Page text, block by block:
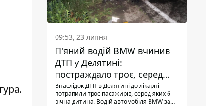
09:53, 23 липня
П'яний водій BMW вчинив
ДТП у Делятині:
постраждало троє, серед
них - дитина
Внаслідок ДТП в Делятині до лікарні
потрапили троє пасажирів, серед яких 6-
річна дитина. Водій автомобіля BMW за